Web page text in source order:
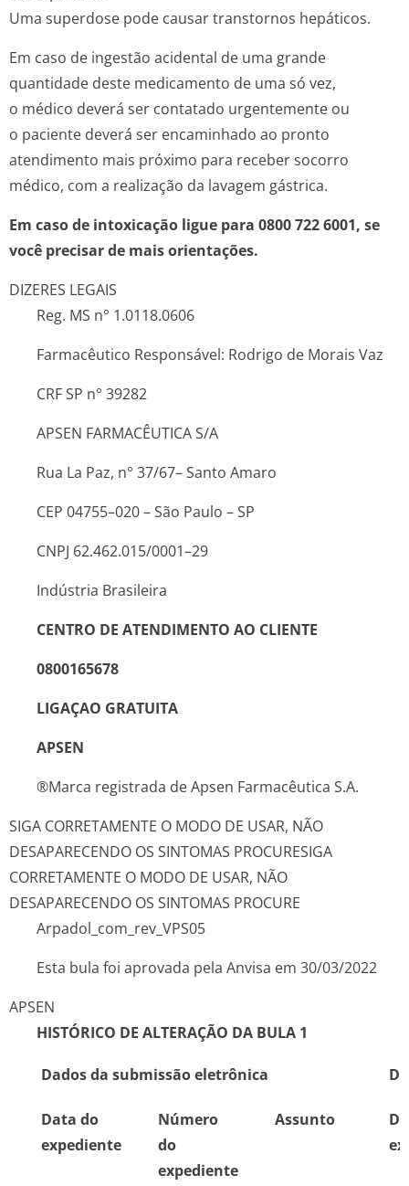
Uma superdose pode causar transtornos hepáticos.
Em caso de ingestão acidental de uma grande
quantidade deste medicamento de uma só vez,
o médico deverá ser contatado urgentemente ou
o paciente deverá ser encaminhado ao pronto
atendimento mais próximo para receber socorro
médico, com a realização da lavagem gástrica.
Em caso de intoxicação ligue para 0800 722 6001, se
você precisar de mais orientações.
DIZERES LEGAIS
Reg. MS n° 1.0118.0606
Farmacêutico Responsável: Rodrigo de Morais Vaz
CRF SP n° 39282
APSEN FARMACÊUTICA S/A
Rua La Paz, n° 37/67– Santo Amaro
CEP 04755–020 – São Paulo – SP
CNPJ 62.462.015/0001–29
Indústria Brasileira
CENTRO DE ATENDIMENTO AO CLIENTE
0800165678
LIGAÇAO GRATUITA
APSEN
®Marca registrada de Apsen Farmacêutica S.A.
SIGA CORRETAMENTE O MODO DE USAR, NÃO
DESAPARECENDO OS SINTOMAS PROCURESIGA
CORRETAMENTE O MODO DE USAR, NÃO
DESAPARECENDO OS SINTOMAS PROCURE
Arpadol_com_rev_­VPS05
Esta bula foi aprovada pela Anvisa em 30/03/2022
APSEN
HISTÓRICO DE ALTERAÇÃO DA BULA 1
Dados da submissão eletrônica
Data do
expediente
Número
do
expediente
Assunto